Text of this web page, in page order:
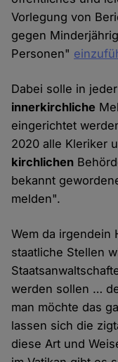
Vorlegung von
gegen
Personen"
Dabei solle in
innerkirchliche
eingerichtet
2020 alle Kleriker
kirchlichen
bekannt
melden".
Wem da irgendein
staatliche Stellen
werden sollen …
man möchte das
lassen sich die
diese Art und